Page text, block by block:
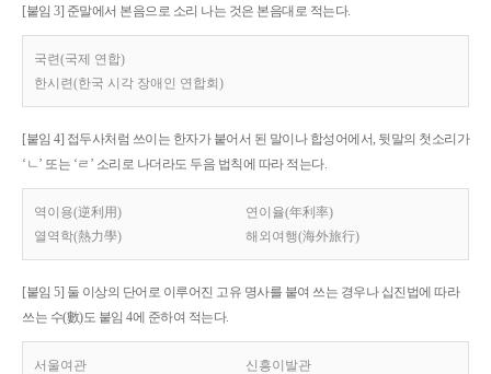
[붙임 3] 준말에서 본음으로 소리 나는 것은 본음대로 적는다.
국련(국제 연합)
한시련(한국 시각 장애인 연합회)
[붙임 4] 접두사처럼 쓰이는 한자가 붙어서 된 말이나 합성어에서, 뒷말의 첫소리가
‘ㄴ’ 또는 ‘ㄹ’ 소리로 나더라도 두음 법칙에 따라 적는다.
역이용(逆利用)
연이율(年利率)
열역학(熱力學)
해외여행(海外旅行)
[붙임 5] 둘 이상의 단어로 이루어진 고유 명사를 붙여 쓰는 경우나 십진법에 따라
쓰는 수(數)도 붙임 4에 준하여 적는다.
서울여관 신흥이발관